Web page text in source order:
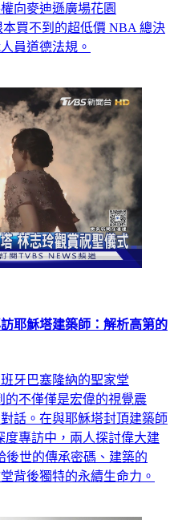
尼（Zohran Mamdani），
向麥迪遜廣場花園
買不到的超低價 NBA 總決
穌塔建築師：解析高第的
牙巴塞隆納的聖家堂
的不僅僅是宏偉的視覺震
話。在與耶穌塔封頂建築師
專訪中，兩人探討偉大建
後世的傳承密碼、建築的